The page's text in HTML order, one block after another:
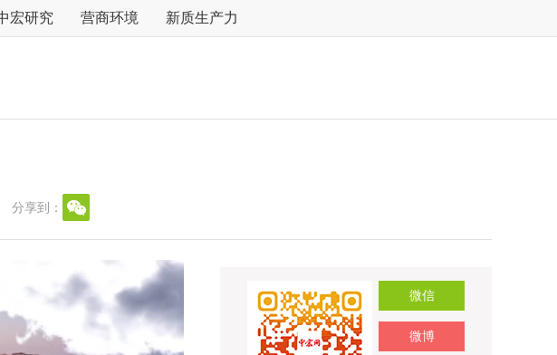
宏研究 营商环境 新质生产力
分享到：
微信
微博